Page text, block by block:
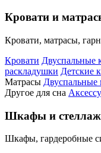
Кровати и
Кровати, матрасы,
Кровати Двуспальные
раскладушки Детские
Матрасы Двуспальные
Другое для сна
Шкафы и
Шкафы, гардеробные